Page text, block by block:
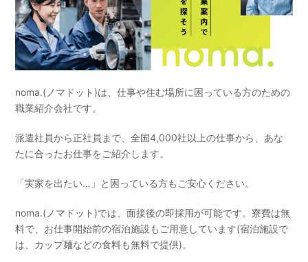
noma.(ノマドット)は、仕事や住む場所に困っている方のための
職業紹介会社です。
派遣社員から正社員まで、全国4,000社以上の仕事から、あな
たに合ったお仕事をご紹介します。
「実家を出たい…」と困っている方もご安心ください。
noma.(ノマドット)では、面接後の即採用が可能です。寮費は無
料で、お仕事開始前の宿泊施設もご用意しています(宿泊施設で
は、カップ麺などの食料も無料で提供)。